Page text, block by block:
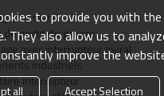
mural
de porte de garage
avec interrupteur mural
industriels
interrupteur
to provide you with
They also allow us to
improve the
all Accept Selection